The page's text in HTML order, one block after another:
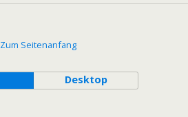
Zum Seitenanfang
Desktop